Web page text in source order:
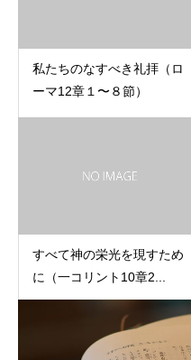
私たちのなすべき礼拝（ロ
ーマ12章１〜８節）
すべて神の栄光を現すため
に（一コリント10章2...